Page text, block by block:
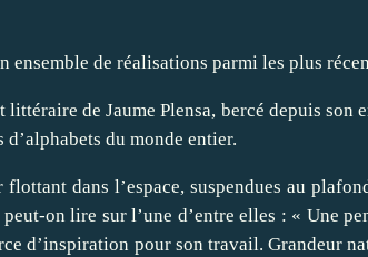
ensemble de réalisations parmi les plus
de Jaume Plensa, bercé depuis son
du monde entier.
dans l’espace, suspendues au
on lire sur l’une d’entre elles : « Une
d’inspiration pour son travail. Grandeur